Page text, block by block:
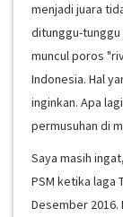
menjadi juara
ditunggu-tunggu
muncul poros
Indonesia. Hal
inginkan. Apa
permusuhan di
Saya masih
PSM ketika laga
Desember 2016.